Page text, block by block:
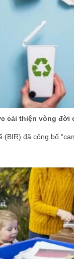
cải thiện vòng đời
(BIR) đã công bố